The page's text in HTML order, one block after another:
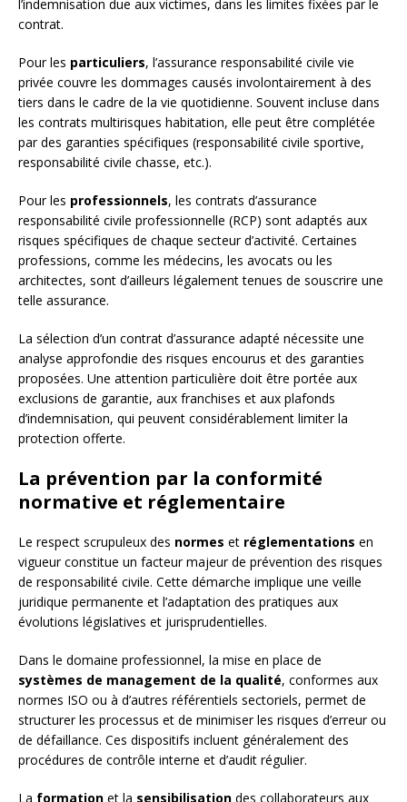
l’indemnisation due aux victimes, dans les limites fixées par le
contrat.
Pour les particuliers, l’assurance responsabilité civile vie
privée couvre les dommages causés involontairement à des
tiers dans le cadre de la vie quotidienne. Souvent incluse dans
les contrats multirisques habitation, elle peut être complétée
par des garanties spécifiques (responsabilité civile sportive,
responsabilité civile chasse, etc.).
Pour les professionnels, les contrats d’assurance
responsabilité civile professionnelle (RCP) sont adaptés aux
risques spécifiques de chaque secteur d’activité. Certaines
professions, comme les médecins, les avocats ou les
architectes, sont d’ailleurs légalement tenues de souscrire une
telle assurance.
La sélection d’un contrat d’assurance adapté nécessite une
analyse approfondie des risques encourus et des garanties
proposées. Une attention particulière doit être portée aux
exclusions de garantie, aux franchises et aux plafonds
d’indemnisation, qui peuvent considérablement limiter la
protection offerte.
La prévention par la conformité
normative et réglementaire
Le respect scrupuleux des normes et réglementations en
vigueur constitue un facteur majeur de prévention des risques
de responsabilité civile. Cette démarche implique une veille
juridique permanente et l’adaptation des pratiques aux
évolutions législatives et jurisprudentielles.
Dans le domaine professionnel, la mise en place de
systèmes de management de la qualité, conformes aux
normes ISO ou à d’autres référentiels sectoriels, permet de
structurer les processus et de minimiser les risques d’erreur ou
de défaillance. Ces dispositifs incluent généralement des
procédures de contrôle interne et d’audit régulier.
La formation et la sensibilisation des collaborateurs aux